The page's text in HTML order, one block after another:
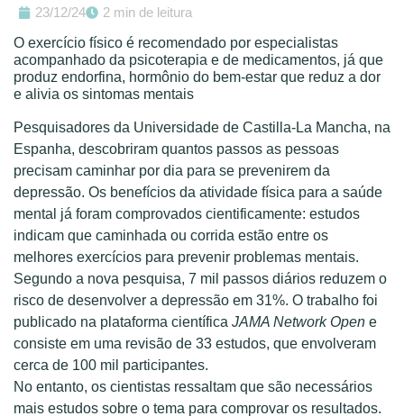
23/12/24
2 min de leitura
O exercício físico é recomendado por especialistas
acompanhado da psicoterapia e de medicamentos, já que
produz endorfina, hormônio do bem-estar que reduz a dor
e alivia os sintomas mentais
Pesquisadores da Universidade de Castilla-La Mancha, na
Espanha, descobriram quantos passos as pessoas
precisam caminhar por dia para se prevenirem da
depressão. Os benefícios da atividade física para a saúde
mental já foram comprovados cientificamente: estudos
indicam que caminhada ou corrida estão entre os
melhores exercícios para prevenir problemas mentais.
Segundo a nova pesquisa, 7 mil passos diários reduzem o
risco de desenvolver a depressão em 31%. O trabalho foi
publicado na plataforma científica JAMA Network Open e
consiste em uma revisão de 33 estudos, que envolveram
cerca de 100 mil participantes.
No entanto, os cientistas ressaltam que são necessários
mais estudos sobre o tema para comprovar os resultados.